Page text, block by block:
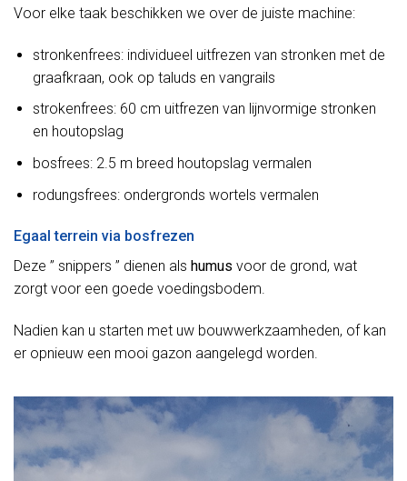
Voor elke taak beschikken we over de juiste machine:
stronkenfrees: individueel uitfrezen van stronken met de
graafkraan, ook op taluds en vangrails
strokenfrees: 60 cm uitfrezen van lijnvormige stronken
en houtopslag
bosfrees: 2.5 m breed houtopslag vermalen
rodungsfrees: ondergronds wortels vermalen
Egaal terrein via bosfrezen
Deze ” snippers ” dienen als humus voor de grond, wat
zorgt voor een goede voedingsbodem.
Nadien kan u starten met uw bouwwerkzaamheden, of kan
er opnieuw een mooi gazon aangelegd worden.